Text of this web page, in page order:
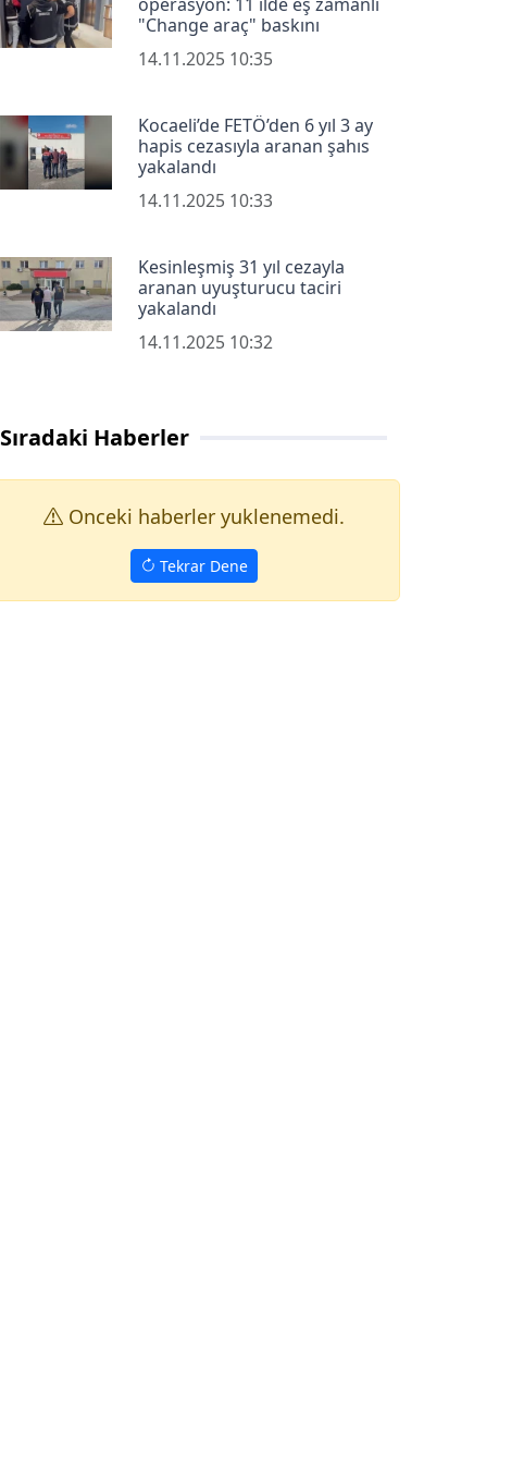
"Change araç" baskını
14.11.2025 10:35
Kocaeli’de FETÖ’den 6 yıl 3 ay
hapis cezasıyla aranan şahıs
yakalandı
14.11.2025 10:33
Kesinleşmiş 31 yıl cezayla
aranan uyuşturucu taciri
yakalandı
14.11.2025 10:32
Sıradaki Haberler
Onceki haberler yuklenemedi.
Tekrar Dene